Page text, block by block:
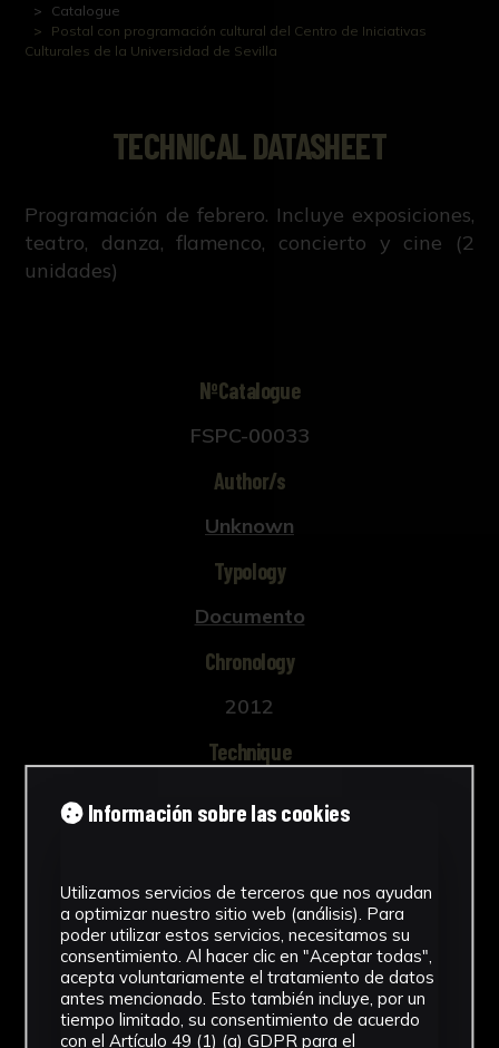
Catalogue
Postal con programación cultural del Centro de Iniciativas
Culturales de la Universidad de Sevilla
TECHNICAL DATASHEET
Programación de febrero. Incluye exposiciones,
teatro, danza, flamenco, concierto y cine (2
unidades)
NºCatalogue
FSPC-00033
Author/s
Unknown
Typology
Documento
Chronology
2012
Technique
CICUS. Madre de Dios Street Building
See more
Download Datasheet
Información sobre las cookies
Utilizamos servicios de terceros que nos ayudan
a optimizar nuestro sitio web (análisis). Para
poder utilizar estos servicios, necesitamos su
consentimiento. Al hacer clic en "Aceptar todas",
acepta voluntariamente el tratamiento de datos
antes mencionado. Esto también incluye, por un
tiempo limitado, su consentimiento de acuerdo
con el Artículo 49 (1) (a) GDPR para el